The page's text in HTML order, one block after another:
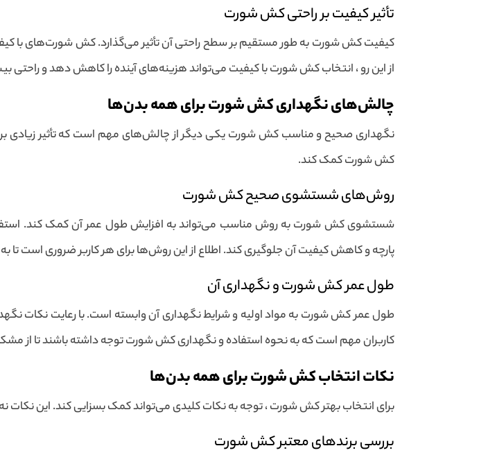
تأثیر کیفیت بر راحتی کش شورت
کیفیت کش شورت به طور مستقیم بر سطح راحتی آن تأثیر می‌گذارد. کش شورت‌های با
از این رو ، انتخاب کش شورت با کیفیت می‌تواند هزینه‌های آینده را کاهش دهد و راحتی
چالش‌های نگهداری کش شورت برای همه بدن‌ها
نگهداری صحیح و مناسب کش شورت یکی دیگر از چالش‌های مهم است که تأثیر زیادی
کش شورت کمک کند.
روش‌های شستشوی صحیح کش شورت
شستشوی کش شورت به روش مناسب می‌تواند به افزایش طول عمر آن کمک کند.
پارچه و کاهش کیفیت آن جلوگیری کند. اطلاع از این روش‌ها برای هر کاربر ضروری است تا
طول عمر کش شورت و نگهداری آن
طول عمر کش شورت به مواد اولیه و شرایط نگهداری آن وابسته است. با رعایت نکات
کاربران مهم است که به نحوه استفاده و نگهداری کش شورت توجه داشته باشند تا از
نکات انتخاب کش شورت برای همه بدن‌ها
برای انتخاب بهتر کش شورت ، توجه به نکات کلیدی می‌تواند کمک بسزایی کند. این نکات
بررسی برندهای معتبر کش شورت